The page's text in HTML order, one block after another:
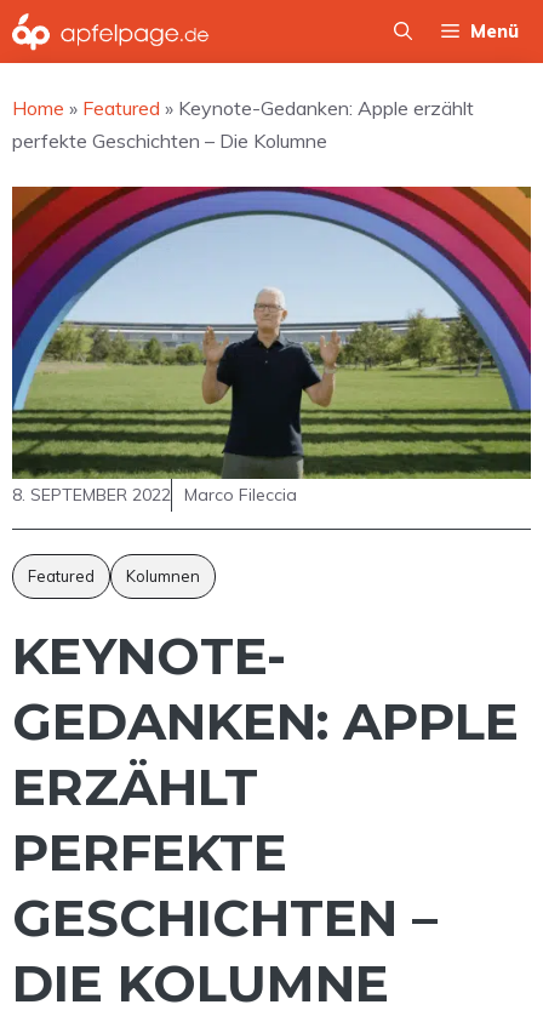
Zum
Inhalt
Menü
Home » Featured » Keynote-Gedanken: Apple erzählt
perfekte Geschichten – Die Kolumne
8. SEPTEMBER 2022 Marco Fileccia
Featured Kolumnen
KEYNOTE-
GEDANKEN: APPLE
ERZÄHLT
PERFEKTE
GESCHICHTEN –
DIE KOLUMNE